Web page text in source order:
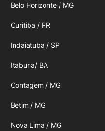
Belo Horizonte / MG
Curitiba / PR
Indaiatuba / SP
Itabuna/ BA
Contagem / MG
Betim / MG
Nova Lima / MG